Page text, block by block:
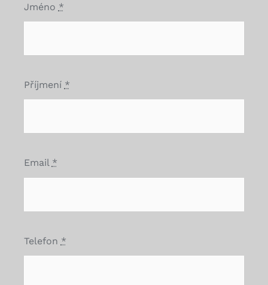
Jméno *
Příjmení *
Email *
Telefon *